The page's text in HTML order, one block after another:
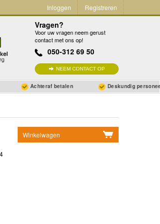
Inloggen Registreren
Vragen?
Voor uw vragen neem gerust
contact met ons op!
050-312 69 50
NEEM CONTACT OP
Achteraf betalen Deskundig
Winkelwagen